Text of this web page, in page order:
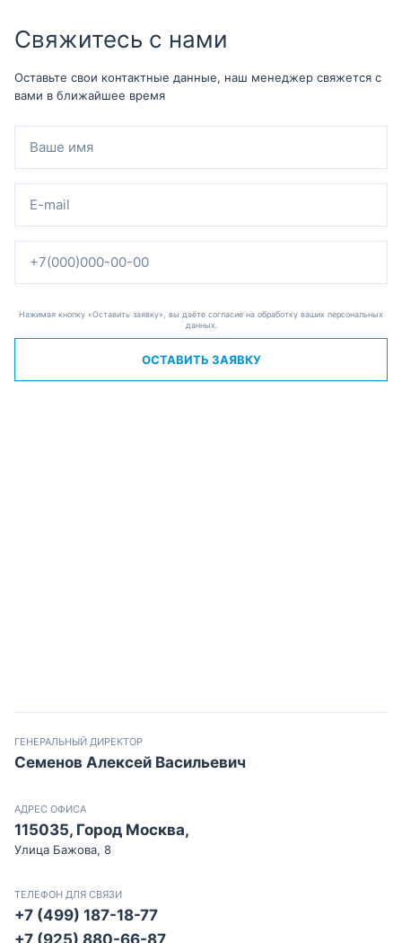
Свяжитесь с нами
Оставьте свои контактные данные, наш менеджер свяжется с
вами в ближайшее время
Нажимая кнопку «Оставить заявку», вы даёте согласие на обработку ваших персональных
данных.
ОСТАВИТЬ ЗАЯВКУ
ГЕНЕРАЛЬНЫЙ ДИРЕКТОР
Семенов Алексей Васильевич
АДРЕС ОФИСА
115035, Город Москва,
Улица Бажова, 8
ТЕЛЕФОН ДЛЯ СВЯЗИ
+7 (499) 187-18-77
+7 (925) 880-66-87